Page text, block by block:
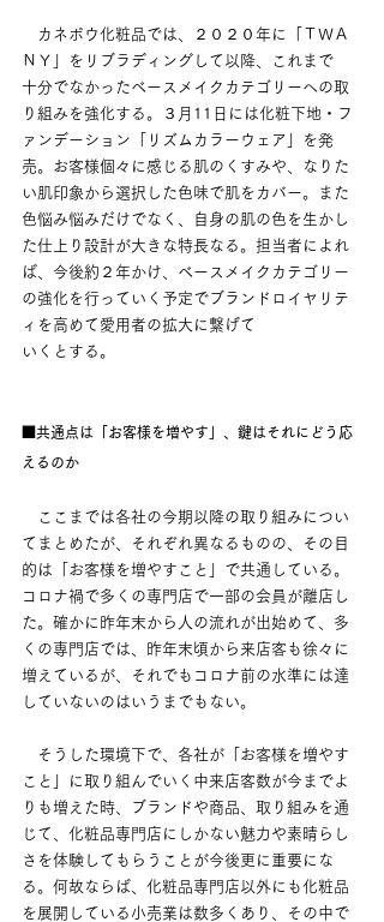
カネボウ化粧品では、２０２０年に「ＴＷＡ
ＮＹ」をリブラディングして以降、これまで
十分でなかったベースメイクカテゴリーへの取
り組みを強化する。３月11日には化粧下地・フ
ァンデーション「リズムカラーウェア」を発
売。お客様個々に感じる肌のくすみや、なりた
い肌印象から選択した色味で肌をカバー。また
色悩み悩みだけでなく、自身の肌の色を生かし
た仕上り設計が大きな特長なる。担当者によれ
ば、今後約２年かけ、ベースメイクカテゴリー
の強化を行っていく予定でブランドロイヤリテ
ィを高めて愛用者の拡大に繋げて
いくとする。
共通点は「お客様を増やす」、鍵はそれにどう応
えるのか
ここまでは各社の今期以降の取り組みについ
てまとめたが、それぞれ異なるものの、その目
的は「お客様を増やすこと」で共通している。
コロナ禍で多くの専門店で一部の会員が離店し
た。確かに昨年末から人の流れが出始めて、多
くの専門店では、昨年末頃から来店客も徐々に
増えているが、それでもコロナ前の水準には達
していないのはいうまでもない。
そうした環境下で、各社が「お客様を増やす
こと」に取り組んでいく中来店客数が今までよ
りも増えた時、ブランドや商品、取り組みを通
じて、化粧品専門店にしかない魅力や素晴らし
さを体験してもらうことが今後更に重要にな
る。何故ならば、化粧品専門店以外にも化粧品
を展開している小売業は数多くあり、その中で